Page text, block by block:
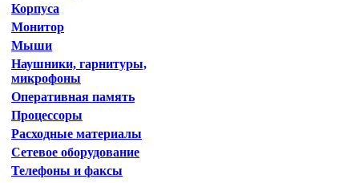
Корпуса
Монитор
Мыши
Наушники, гарнитуры,
микрофоны
Оперативная память
Процессоры
Расходные материалы
Сетевое оборудование
Телефоны и факсы